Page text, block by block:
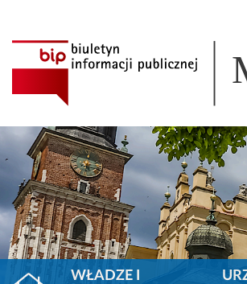
WŁADZE I